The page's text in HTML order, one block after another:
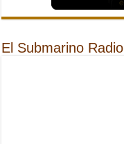
El Submarino Radio